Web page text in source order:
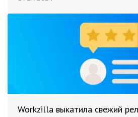
Workzilla выкатила свежий